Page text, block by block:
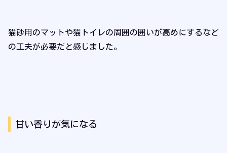
猫砂用のマットや猫トイレの周囲の囲いが高めにするなど
の工夫が必要だと感じました。
甘い香りが気になる